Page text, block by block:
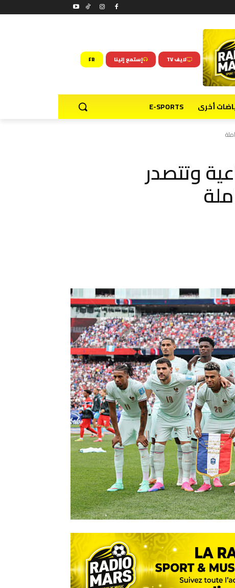
لايف TV إستمع إلينا FR
أخرى E-SPORTS
وتتصدر